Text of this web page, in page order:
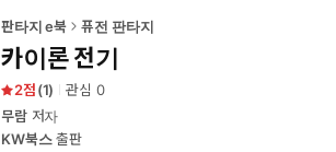
판타지 e북 퓨전 판타지
카이론 전기
2 (1) 관심 0
무람저자
KW북스출판